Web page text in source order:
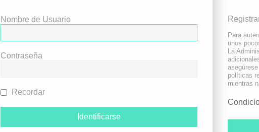
Nombre de Usuario
Contraseña
Recordar
Para
unos
La
políticas
mientras